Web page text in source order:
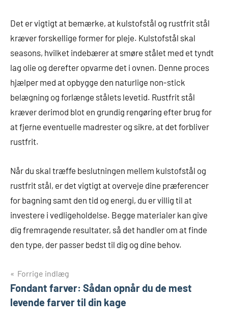
Det er vigtigt at bemærke, at kulstofstål og rustfrit stål
kræver forskellige former for pleje. Kulstofstål skal
seasons, hvilket indebærer at smøre stålet med et tyndt
lag olie og derefter opvarme det i ovnen. Denne proces
hjælper med at opbygge den naturlige non-stick
belægning og forlænge stålets levetid. Rustfrit stål
kræver derimod blot en grundig rengøring efter brug for
at fjerne eventuelle madrester og sikre, at det forbliver
rustfrit.
Når du skal træffe beslutningen mellem kulstofstål og
rustfrit stål, er det vigtigt at overveje dine præferencer
for bagning samt den tid og energi, du er villig til at
investere i vedligeholdelse. Begge materialer kan give
dig fremragende resultater, så det handler om at finde
den type, der passer bedst til dig og dine behov.
Indlægsnavigation
Forrige indlæg
Fondant farver: Sådan opnår du de mest
levende farver til din kage